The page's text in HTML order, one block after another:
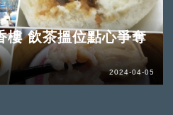
樓 飲茶搵位點心爭奪
2024-04-05